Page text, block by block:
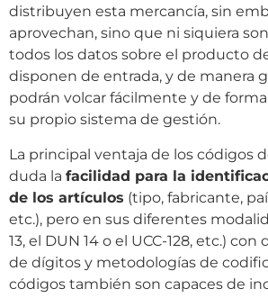
distribuyen esta mercancía, sin
aprovechan, sino que ni siquiera
todos los datos sobre el producto
disponen de entrada, y de manera
podrán volcar fácilmente y de
su propio sistema de gestión.
La principal ventaja de los códigos
duda la facilidad para la
de los artículos (tipo, fabricante,
etc.), pero en sus diferentes
13, el DUN 14 o el UCC-128, etc.)
de dígitos y metodologías de
códigos también son capaces de